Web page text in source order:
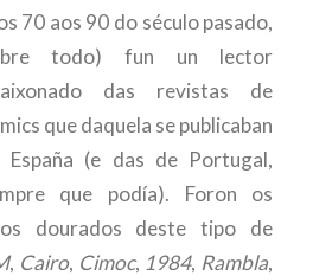
70 aos 90 do século pasado,
todo) fun un lector
das revistas de
que daquela se publicaban
España (e das de Portugal,
que podía). Foron os
dourados deste tipo de
, Cairo, Cimoc, 1984, Rambla,